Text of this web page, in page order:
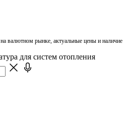
на валютном рынке, актуальные цены и наличие
для систем отопления